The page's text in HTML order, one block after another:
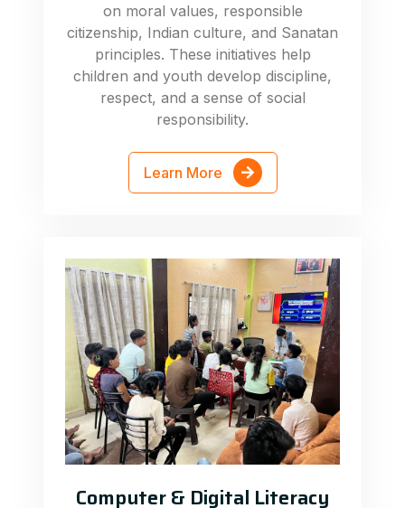
on moral values, responsible
citizenship, Indian culture, and Sanatan
principles. These initiatives help
children and youth develop discipline,
respect, and a sense of social
responsibility.
Learn More
Computer & Digital Literacy